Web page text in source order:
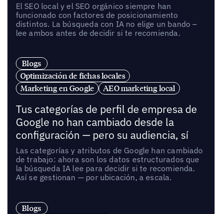
El SEO local y el SEO orgánico siempre han
funcionado con factores de posicionamiento
distintos. La búsqueda con IA no elige un bando –
lee ambos antes de decidir si te recomienda.
Blogs
Optimización de fichas locales
Marketing en Google
AEO marketing local
Tus categorías de perfil de empresa de
Google no han cambiado desde la
configuración — pero su audiencia, sí
Las categorías y atributos de Google han cambiado
de trabajo: ahora son los datos estructurados que
la búsqueda IA lee para decidir si te recomienda.
Así se gestionan — por ubicación, a escala.
Blogs